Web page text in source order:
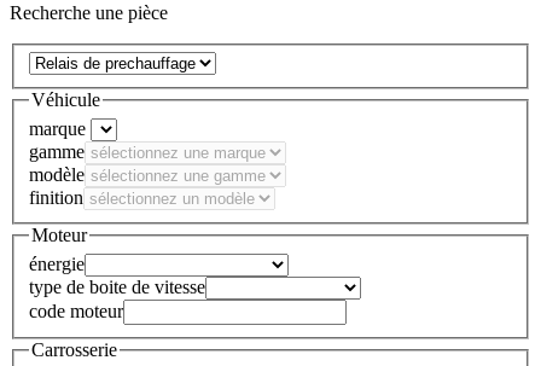
Recherche une pièce
Véhicule
marque
gamme
modèle
finition
Moteur
énergie
type de boite de vitesse
code moteur
Carrosserie